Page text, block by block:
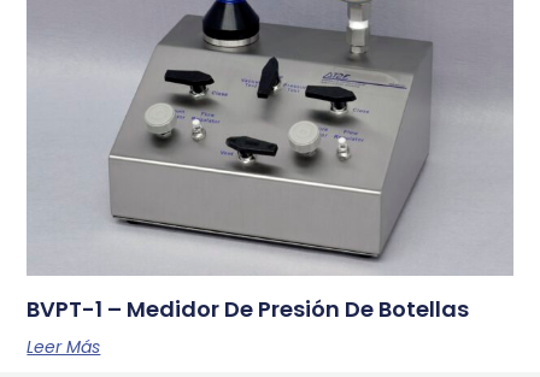
BVPT-1 – Medidor De Presión De Botellas
Leer Más